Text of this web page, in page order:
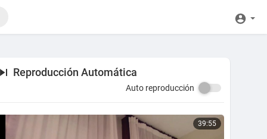
Reproducción Automática
Auto reproducción
39:55